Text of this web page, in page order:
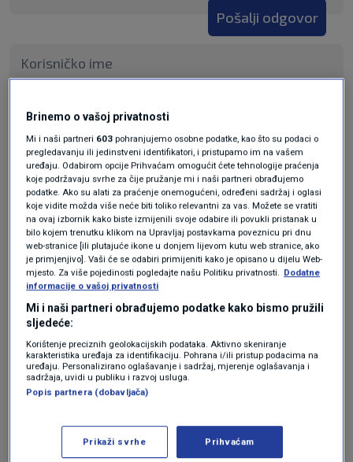
Pošalji odgovor
Pošalji
Brinemo o vašoj privatnosti
Mi i naši partneri 603 pohranjujemo osobne podatke, kao što su podaci o
pregledavanju ili jedinstveni identifikatori, i pristupamo im na vašem
uređaju. Odabirom opcije Prihvaćam omogućit ćete tehnologije praćenja
koje podržavaju svrhe za čije pružanje mi i naši partneri obrađujemo
podatke. Ako su alati za praćenje onemogućeni, određeni sadržaj i oglasi
koje vidite možda više neće biti toliko relevantni za vas. Možete se vratiti
na ovaj izbornik kako biste izmijenili svoje odabire ili povukli pristanak u
bilo kojem trenutku klikom na Upravljaj postavkama poveznicu pri dnu
web-stranice [ili plutajuće ikone u donjem lijevom kutu web stranice, ako
je primjenjivo]. Vaši će se odabiri primijeniti kako je opisano u dijelu Web-
mjesto. Za više pojedinosti pogledajte našu Politiku privatnosti. Dodatne
informacije o vašoj privatnosti
Mi i naši partneri obrađujemo podatke kako bismo pružili
sljedeće:
Korištenje preciznih geolokacijskih podataka. Aktivno skeniranje
karakteristika uređaja za identifikaciju. Pohrana i/ili pristup podacima na
uređaju. Personalizirano oglašavanje i sadržaj, mjerenje oglašavanja i
sadržaja, uvidi u publiku i razvoj usluga.
Popis partnera (dobavljača)
Prikaži svrhe Prihvaćam